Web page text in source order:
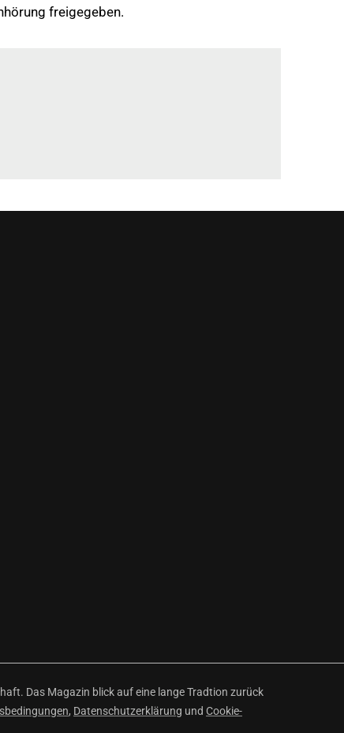
freigegeben.
Das Magazin blick auf eine lange Tradtion zurück
, Datenschutzerklärung und Cookie-